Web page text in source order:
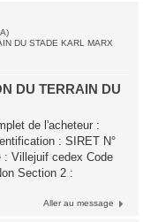
DU STADE KARL MARX
DU TERRAIN DU
de l'acheteur :
: SIRET N°
: Villejuif cedex Code
Section 2 :
Aller au message